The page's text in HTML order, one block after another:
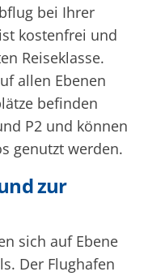
bei Ihrer
kostenfrei und
Reiseklasse.
allen Ebenen
befinden
P2 und können
genutzt werden.
zur
sich auf Ebene
Der Flughafen